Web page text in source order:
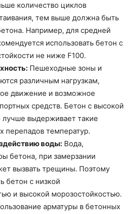
количество циклов
тем выше должна быть
Например, для средней
использовать бетон с
не ниже F100.
Пешеходные зоны и
различным нагрузкам,
движение и возможное
средств. Бетон с высокой
лучше выдерживает такие
перепадов температур.
воды: Вода,
бетона, при замерзании
вызвать трещины. Поэтому
бетон с низкой
и высокой морозостойкостью.
арматуры в бетонных